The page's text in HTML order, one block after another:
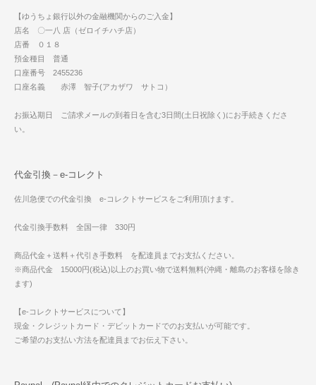
【ゆうちょ銀行以外の金融機関からのご入金】
店名 〇一八 店（ゼロイチハチ店）
店番 ０１８
預金種目 普通
口座番号 2455236
口座名義 赤澤 智子(アカザワ サトコ）
お振込期日 ご請求メールの到着日を含む3日間(土日祝除く)にお手続きくださ
い。
代金引換－e-コレクト
佐川急便での代金引換 e-コレクトサービスをご利用頂けます。
代金引換手数料 全国一律 330円
商品代金＋送料＋代引き手数料 を配達員までお支払ください。
※商品代金 15000円(税込)以上のお買い物で送料無料(沖縄・離島のお客様を除き
ます)
【e-コレクトサービスについて】
現金・クレジットカード・デビットカードでのお支払いが可能です。
ご希望のお支払い方法を配達員までお伝え下さい。